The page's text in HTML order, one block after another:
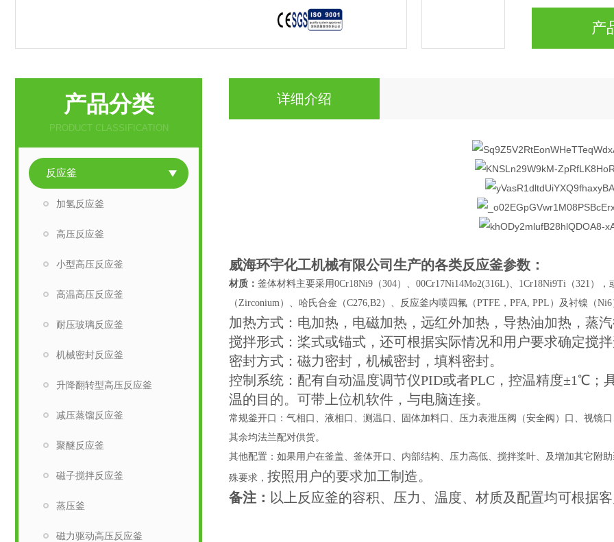
产
产品分类
PRODUCT CLASSIFICATION
反应釜
加氢反应釜
高压反应釜
小型高压反应釜
高温高压反应釜
耐压玻璃反应釜
机械密封反应釜
升降翻转型高压反应釜
减压蒸馏反应釜
聚醚反应釜
磁子搅拌反应釜
蒸压釜
磁力驱动高压反应釜
详细介绍
威海环宇化工机械有限公司生产的各类反应釜参数：
材质： 釜体材料主要采用0Cr18Ni9（304）、00Cr17Ni14Mo2(316L)、1Cr18Ni9Ti（321）
（Zirconium）、哈氏合金（C276,B2）、反应釜内喷四氟（PTFE，PFA, PPL）及衬镍（Ni6
加热方式： 电加热，电磁加热，远红外加热，导热油加热，蒸
搅拌形式：桨式或锚式，还可根据实际情况和用户要求确定搅
密封方式：磁力密封，机械密封，填料密封。
控制系统：配有自动温度调节仪PID或者PLC，控温精度±1℃；
温的目的。可带上位机软件，与电脑连接。
常规釜开口：气相口、液相口、测温口、固体加料口、压力表泄压阀（安全阀）口、视镜
其余均法兰配对供货。
其他配置：如果用户在釜盖、釜体开口、内部结构、压力高低、搅拌桨叶、及增加其它附
殊要求， 按照用户的要求加工制造。
备注： 以上反应釜的容积、压力、温度、材质及配置均可根据